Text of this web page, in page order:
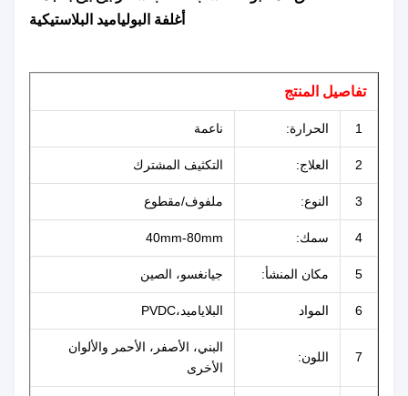
أغلفة البولياميد البلاستيكية
تفاصيل المنتج
1 الحرارة: ناعمة
2 العلاج: التكثيف المشترك
3 النوع: ملفوف/مقطوع
4 سمك: 40mm-80mm
5 مكان المنشأ: جيانغسو، الصين
6 المواد البلاياميد،PVDC
7 اللون:
البني، الأصفر، الأحمر والألوان
الأخرى